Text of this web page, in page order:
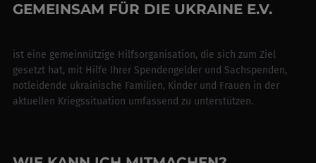
GEMEINSAM FÜR DIE UKRAINE E.V.
ist eine gemeinnützige Hilfsorganisation, die sich zum Ziel
gesetzt hat, mit Hilfe Ihrer Spendengelder und Sachspenden,
notleidende ukrainische Familien, Kinder und Frauen in der
aktuellen Kriegssituation umfassend zu unterstützen.